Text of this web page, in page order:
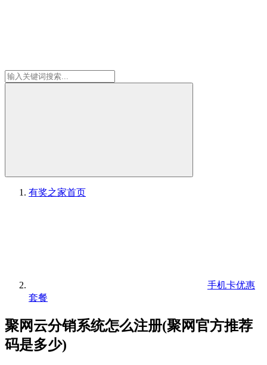
有奖之家首页
手机卡优惠
套餐
聚网云分销系统怎么注册(聚网官方推荐
码是多少)